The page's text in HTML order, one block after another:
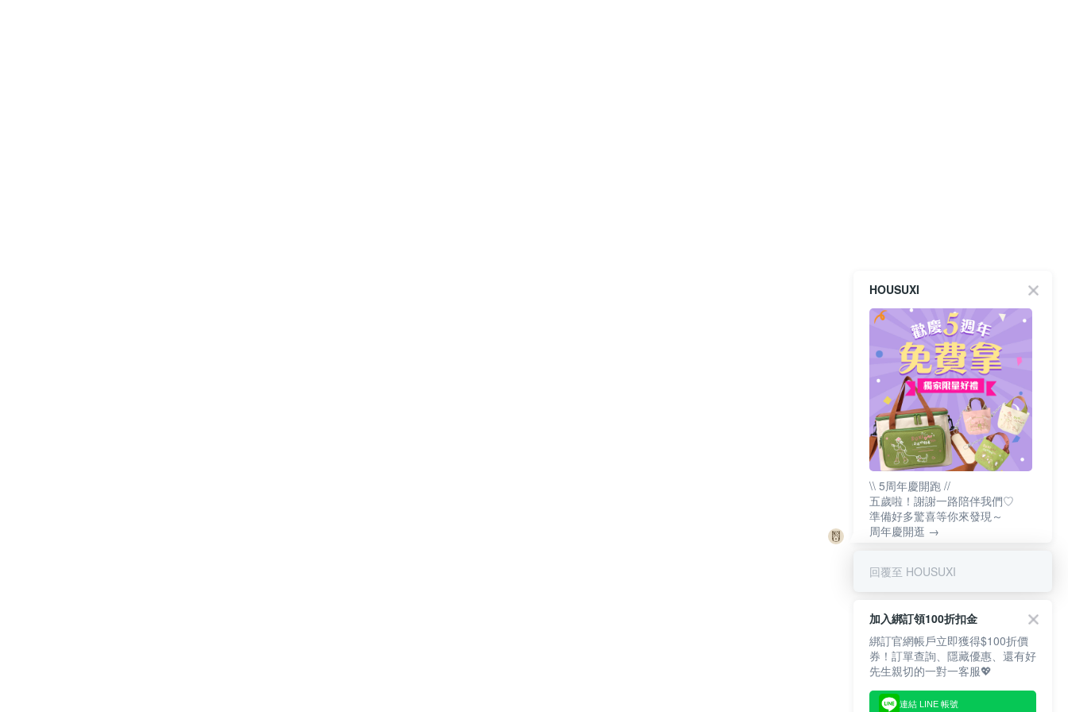
HOUSUXI
\\ 5周年慶開跑 //
五歲啦！謝謝一路陪伴我們♡
準備好多驚喜等你來發現～
周年慶開逛 →
回覆至 HOUSUXI
加入綁訂領100折扣金
綁訂官網帳戶立即獲得$100折價
券！訂單查詢、隱藏優惠、還有好
先生親切的一對一客服💖
連結 LINE 帳號